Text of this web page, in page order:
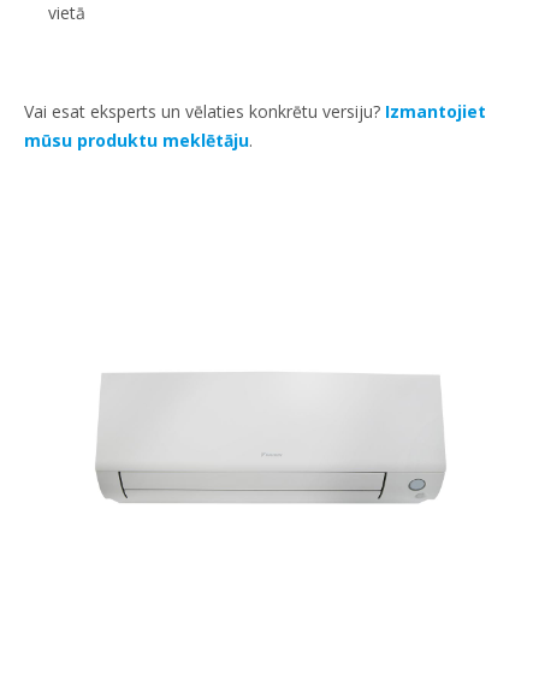
vietā
Vai esat eksperts un vēlaties konkrētu versiju? Izmantojiet
mūsu produktu meklētāju.